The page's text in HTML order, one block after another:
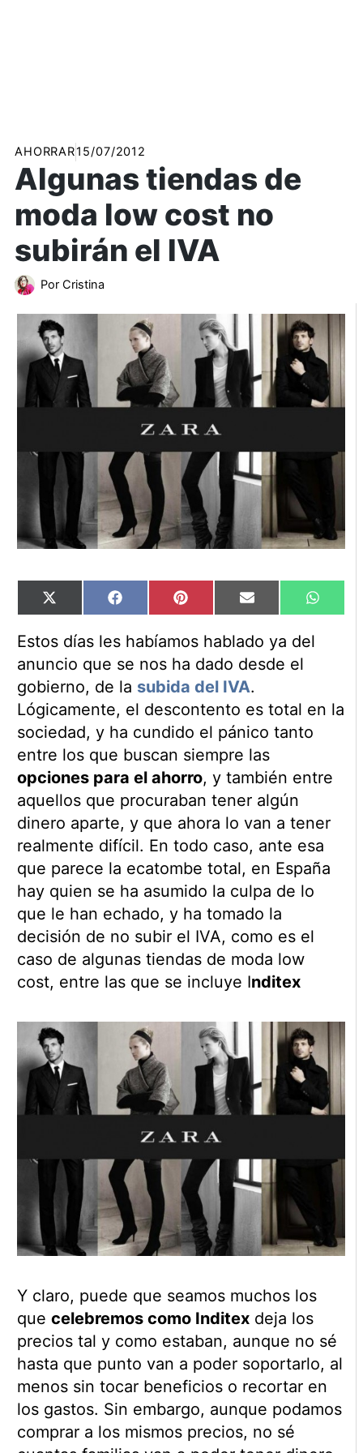
AHORRAR15/07/2012
Algunas tiendas de
moda low cost no
subirán el IVA
Por Cristina
Compartir
en
X
(Twitter)
Compartir
en
Facebook Compartir
en
Pinterest Compartir
en
Email
en
Estos días les habíamos hablado ya del
anuncio que se nos ha dado desde el
gobierno, de la subida del IVA.
Lógicamente, el descontento es total en la
sociedad, y ha cundido el pánico tanto
entre los que buscan siempre las
opciones para el ahorro, y también entre
aquellos que procuraban tener algún
dinero aparte, y que ahora lo van a tener
realmente difícil. En todo caso, ante esa
que parece la ecatombe total, en España
hay quien se ha asumido la culpa de lo
que le han echado, y ha tomado la
decisión de no subir el IVA, como es el
caso de algunas tiendas de moda low
cost, entre las que se incluye Inditex
Y claro, puede que seamos muchos los
que celebremos como Inditexdeja los
precios tal y como estaban, aunque no sé
hasta que punto van a poder soportarlo, al
menos sin tocar beneficios o recortar en
los gastos. Sin embargo, aunque podamos
comprar a los mismos precios, no sé